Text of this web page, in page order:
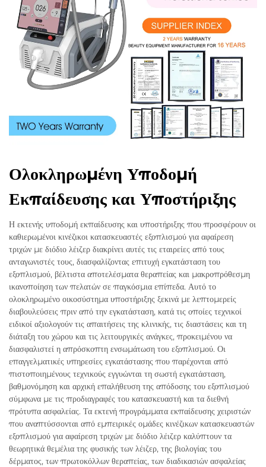
Ολοκληρωμένη Υποδομή
Εκπαίδευσης και Υποστήριξης
Η εκτενής υποδομή εκπαίδευσης και υποστήριξης που προσφέρουν οι
καθιερωμένοι κινέζικοι κατασκευαστές εξοπλισμού για αφαίρεση
τριχών με διόδιο λέιζερ διακρίνει αυτές τις εταιρείες από τους
ανταγωνιστές τους, διασφαλίζοντας επιτυχή εγκατάσταση του
εξοπλισμού, βέλτιστα αποτελέσματα θεραπείας και μακροπρόθεσμη
ικανοποίηση των πελατών σε παγκόσμια επίπεδα. Αυτό το
ολοκληρωμένο οικοσύστημα υποστήριξης ξεκινά με λεπτομερείς
διαβουλεύσεις πριν από την εγκατάσταση, κατά τις οποίες τεχνικοί
ειδικοί αξιολογούν τις απαιτήσεις της κλινικής, τις διαστάσεις και τη
διάταξη του χώρου και τις λειτουργικές ανάγκες, προκειμένου να
διασφαλιστεί η απρόσκοπτη ενσωμάτωση του εξοπλισμού. Οι
επαγγελματικές υπηρεσίες εγκατάστασης που παρέχονται από
πιστοποιημένους τεχνικούς εγγυώνται τη σωστή εγκατάσταση,
βαθμονόμηση και αρχική επαλήθευση της απόδοσης του εξοπλισμού
σύμφωνα με τις προδιαγραφές του κατασκευαστή και τα διεθνή
πρότυπα ασφαλείας. Τα εκτενή προγράμματα εκπαίδευσης χειριστών
που αναπτύσσονται από εμπειρικές ομάδες κινέζικων κατασκευαστών
εξοπλισμού για αφαίρεση τριχών με διόδιο λέιζερ καλύπτουν τα
θεωρητικά θεμέλια της φυσικής των λέιζερ, της βιολογίας του
δέρματος, των πρωτοκόλλων θεραπείας, των διαδικασιών ασφαλείας